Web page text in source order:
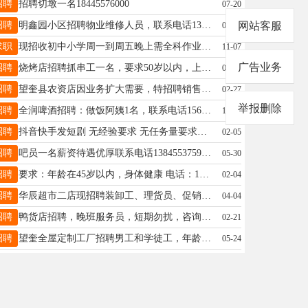
聘 招聘切墩一名18445576000 07-20
聘 明鑫园小区招聘物业维修人员，联系电话13945557127 09-08
职 现招收初中小学周一到周五晚上需全科作业辅导学生五名，讲知识点刷题背小四门。周六周日补初中各年级数学英语物理化学，每班四名，初四全科两名。本人代课18746568796 11-07
聘 烧烤店招聘抓串工一名，要求50岁以内，上班时间下午两点——晚上12点半，电话；15765278899。 06-13
聘 望奎县农资店因业务扩大需要，特招聘销售经理10名，待遇高，条件好，第一年赚5-10万，以后上不封顶，有想法的欢迎您的加入 电话微信同步18245553337 02-27
聘 全润啤酒招聘：做饭阿姨1名，联系电话15665080551 10-08
聘 抖音快手发短剧 无经验要求 无任务量要求居家办公 工作经验不限 上班族闲余时间皆可稳定发剧月收入3000以上 平均每日工作时间1-2小时 微信电话同步17279845899 02-05
聘 吧员一名薪资待遇优厚联系电话13845537597（微信同步） 05-30
聘 要求：年龄在45岁以内，身体健康 电话：15245517763 02-04
聘 华辰超市二店现招聘装卸工、理货员、促销员，小时工、薪资待遇好，有带薪休假，可上养老保险，有意者可拨打咨询电话15765798271 地址:华辰购物广场地下新华辰超市 04-04
聘 鸭货店招聘，晚班服务员，短期勿扰，咨询电话18245535581 02-21
聘 望奎全屋定制工厂招聘男工和学徒工，年龄25-45岁之间有经验者优，工资3000-5000之间，待遇优厚，长年活保11个月活，有意者联系18745896111 05-24
网站客服
广告业务
举报删除